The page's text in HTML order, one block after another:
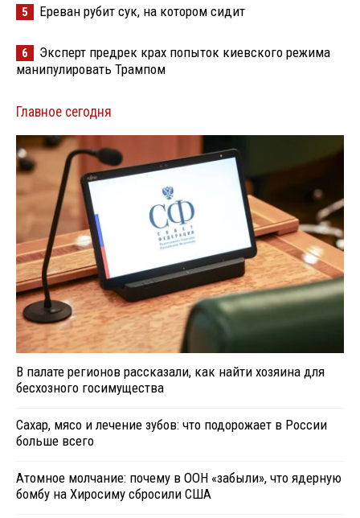
5 Ереван рубит сук, на котором сидит
6
Эксперт предрек крах попыток киевского режима
манипулировать Трампом
Главное сегодня
В палате регионов рассказали, как найти хозяина для
бесхозного госимущества
Сахар, мясо и лечение зубов: что подорожает в России
больше всего
Атомное молчание: почему в ООН «забыли», что ядерную
бомбу на Хиросиму сбросили США